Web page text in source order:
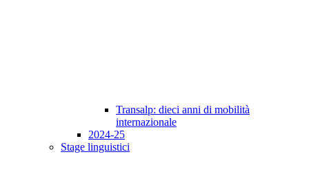
Transalp: dieci anni di mobilità
internazionale
2024-25
Stage linguistici